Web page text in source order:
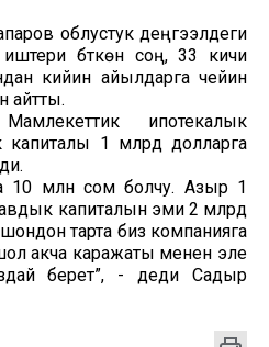
облустук деңгээлдеги
бүткөн соң, 33 кичи
кийин айылдарга чейин
айтты.
ипотекалык
капиталы 1 млрд долларга
10 млн сом болчу. Азыр 1
капиталын эми 2 млрд
тарта биз компанияга
акча каражаты менен эле
берет”, - деди Садыр